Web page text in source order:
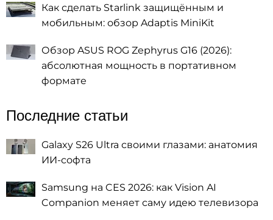
Как сделать Starlink защищённым и
мобильным: обзор Adaptis MiniKit
Обзор ASUS ROG Zephyrus G16 (2026):
абсолютная мощность в портативном
формате
Последние статьи
Galaxy S26 Ultra своими глазами: анатомия
ИИ-софта
Samsung на CES 2026: как Vision AI
Companion меняет саму идею телевизора